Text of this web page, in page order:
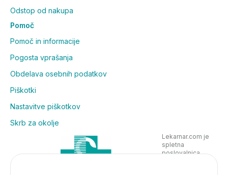
Odstop od nakupa
Pomoč
Pomoč in informacije
Pogosta vprašanja
Obdelava osebnih podatkov
Piškotki
Nastavitve piškotkov
Skrb za okolje
Lekarnar.com je
spletna
poslovalnica